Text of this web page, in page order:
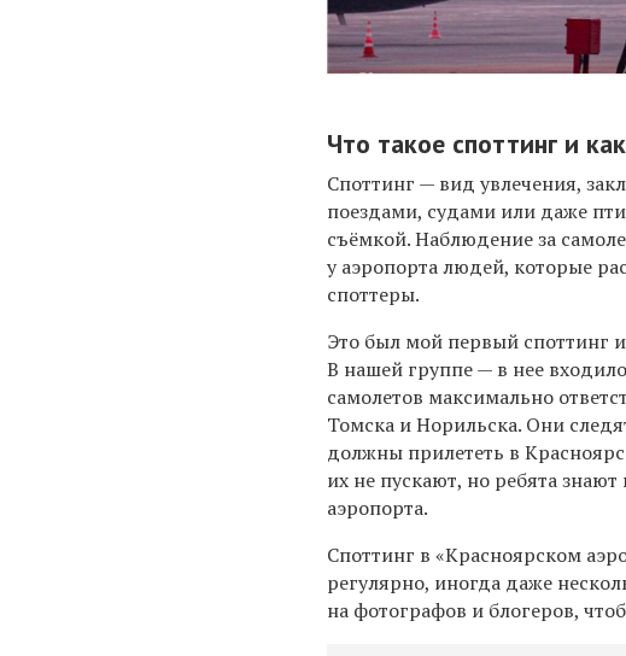
Что такое споттинг и
Споттинг — вид увлечения,
поездами, судами или даже
съёмкой. Наблюдение за
у аэропорта людей, которые
споттеры.
Это был мой первый споттинг и
В нашей группе — в нее
самолетов максимально
Томска и Норильска. Они
должны прилететь в
их не пускают, но ребята
аэропорта.
Споттинг в «Красноярском
регулярно, иногда даже
на фотографов и блогеров,